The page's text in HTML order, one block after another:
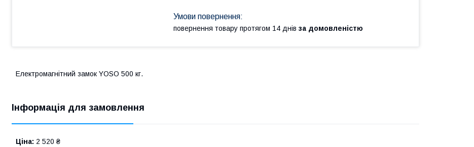
повернення товару протягом 14 днів за домовленістю
Електромагнітний замок YOSO 500 кг.
Інформація для замовлення
Ціна: 2 520 ₴